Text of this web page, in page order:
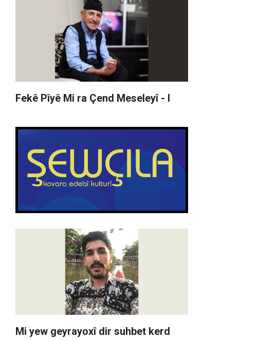
Fekê Pîyê Mi ra Çend Meseleyî - I
Mi yew geyrayoxî dir suhbet kerd